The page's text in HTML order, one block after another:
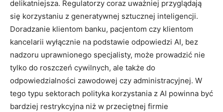
delikatniejsza. Regulatorzy coraz uważniej przyglądają
się korzystaniu z generatywnej sztucznej inteligencji.
Doradzanie klientom banku, pacjentom czy klientom
kancelarii wyłącznie na podstawie odpowiedzi AI, bez
nadzoru uprawnionego specjalisty, może prowadzić nie
tylko do roszczeń cywilnych, ale także do
odpowiedzialności zawodowej czy administracyjnej. W
tego typu sektorach polityka korzystania z AI powinna być
bardziej restrykcyjna niż w przeciętnej firmie